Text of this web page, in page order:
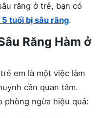
răng ở trẻ, bạn có
5 tuổi bị sâu răng.
Răng Hàm ở
em là một việc làm
cần quan tâm.
phòng ngừa hiệu quả: